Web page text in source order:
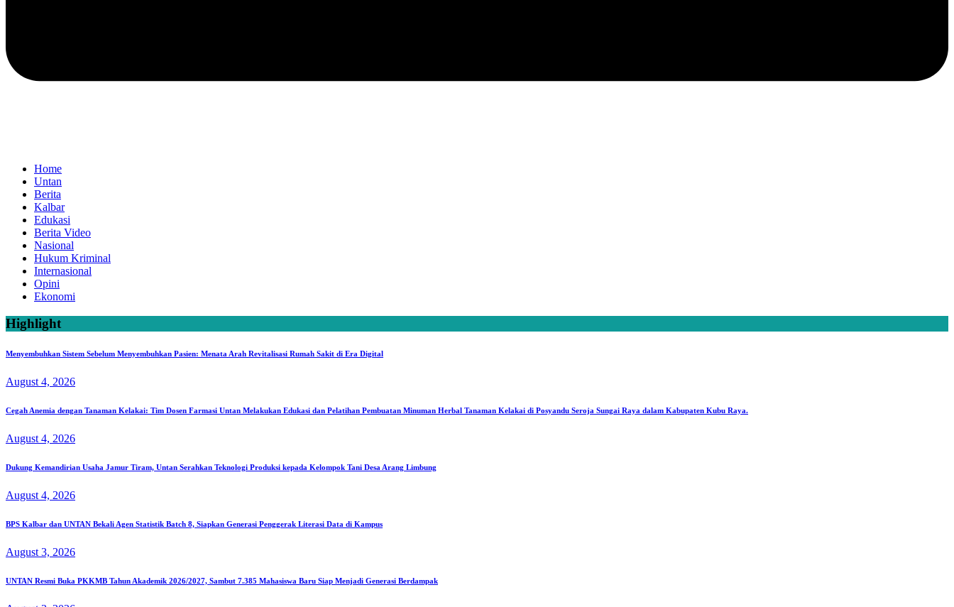
Home
Untan
Berita
Kalbar
Edukasi
Berita Video
Nasional
Hukum Kriminal
Internasional
Opini
Ekonomi
Highlight
Menyembuhkan Sistem Sebelum Menyembuhkan Pasien: Menata Arah Revitalisasi Rumah Sakit di Era Digital
August 4, 2026
Cegah Anemia dengan Tanaman Kelakai: Tim Dosen Farmasi Untan Melakukan Edukasi dan Pelatihan Pembuatan Minuman Herbal Tanaman Kelakai di Posyandu Seroja Sungai Raya dalam Kabupaten Kubu Raya.
August 4, 2026
Dukung Kemandirian Usaha Jamur Tiram, Untan Serahkan Teknologi Produksi kepada Kelompok Tani Desa Arang Limbung
August 4, 2026
BPS Kalbar dan UNTAN Bekali Agen Statistik Batch 8, Siapkan Generasi Penggerak Literasi Data di Kampus
August 3, 2026
UNTAN Resmi Buka PKKMB Tahun Akademik 2026/2027, Sambut 7.385 Mahasiswa Baru Siap Menjadi Generasi Berdampak